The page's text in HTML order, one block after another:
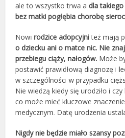
ale to wszystko trwa adla
bez matki pogłębia chorobę
Nowirodzice adopcyjniteż mają
o dziecku ani o matce nic. Nie
przebiegu ciąży, nałogów. Może
postawić prawidłową diagnozę i
w szczególności w przypadku
Nie wiedzą kiedy się urodziło i
co może mieć kluczowe
medycznym. Datę urodzenia
Nigdy nie będzie miało szansy